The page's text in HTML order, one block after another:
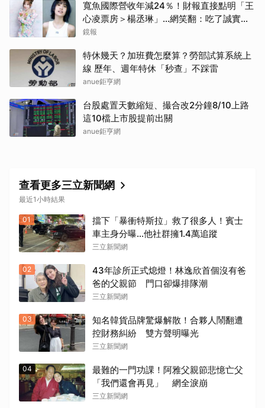
寬魚國際營收年減24％！財報直接點明「王
心凌票房＞楊丞琳」…網笑翻：吃了誠實果
實？
鏡報
特休幾天？加班費怎麼算？勞部試算系統上
線 歷年、週年特休「秒查」不踩雷
anue鉅亨網
台股處置天數縮短、撮合改2分鐘8/10上路
這10檔上市股提前出關
anue鉅亨網
查看更多三立新聞網
最近1小時結果
01
擋下「暴衝特斯拉」救了很多人！賓士
車主身分曝…他社群擁1.4萬追蹤
三立新聞網
02
43年診所正式熄燈！林逸欣首個沒有爸
爸的父親節 門口卻爆排隊潮
三立新聞網
03
知名韓貨品牌驚爆解散！合夥人鬧翻遭
控財務糾紛 雙方聲明曝光
三立新聞網
04
最難的一門功課！阿雅父親節悲憶亡父
「我們還會再見」 網全淚崩
三立新聞網